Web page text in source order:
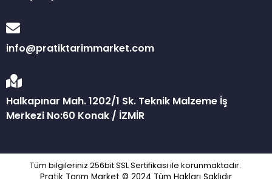
info@pratiktarimmarket.com
Halkapınar Mah. 1202/1 Sk. Teknik Malzeme İş
Merkezi No:60 Konak / İZMİR
Tüm bilgileriniz 256bit SSL Sertifikası ile korunmaktadır.